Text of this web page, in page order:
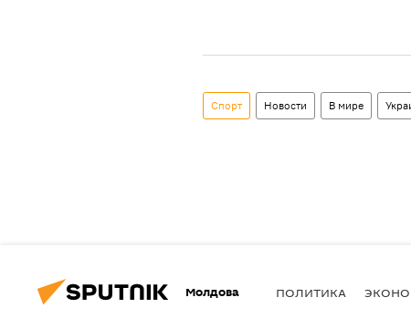
Спорт Новости В мире
Молдова ПОЛИТИКА